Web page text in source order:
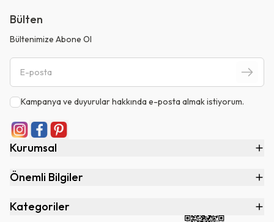
Bülten
Bültenimize Abone Ol
Kampanya ve duyurular hakkında e-posta almak istiyorum.
Kurumsal
Önemli Bilgiler
Kategoriler